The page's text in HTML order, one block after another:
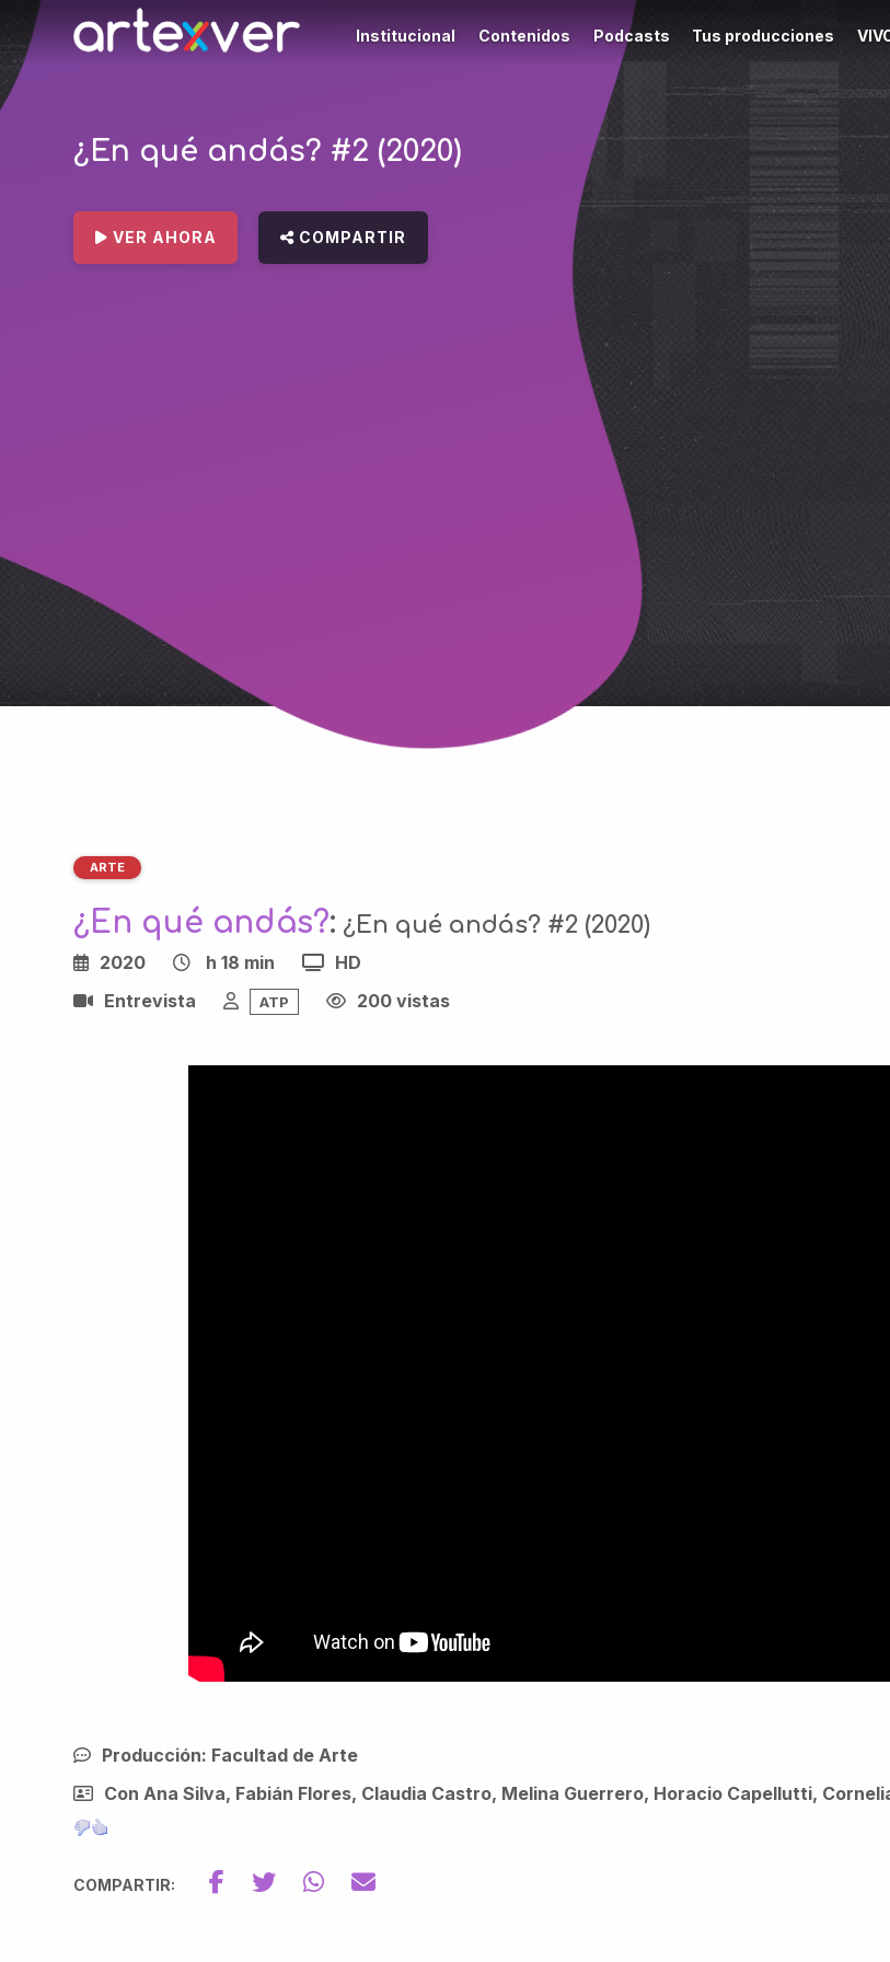
Institucional Contenidos Podcasts Tus producciones
¿En qué andás? #2 (2020)
VER AHORA COMPARTIR
ARTE
¿En qué andás?: ¿En qué andás? #2 (2020)
2020 h 18 min
HD
Entrevista
ATP 200 vistas
Producción: Facultad de Arte
Con Ana Silva, Fabián Flores, Claudia Castro, Melina Guerrero, Horacio Capellutti,
COMPARTIR: